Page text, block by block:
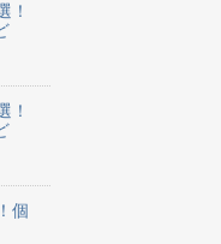
！
！
個